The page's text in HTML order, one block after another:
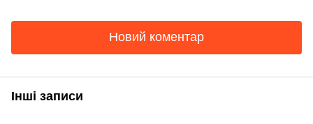
Новий коментар
Інші записи